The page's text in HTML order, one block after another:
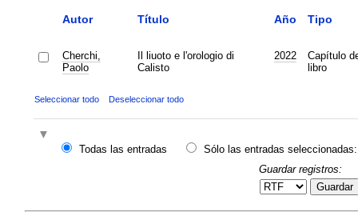
Autor Título Año Tipo
Cherchi,
Paolo
Il liuoto e l'orologio di
Calisto
2022
Capítulo
libro
Seleccionar todo Deseleccionar todo
Todas las entradas
Sólo las entradas seleccionadas:
Guardar registros:
Guardar